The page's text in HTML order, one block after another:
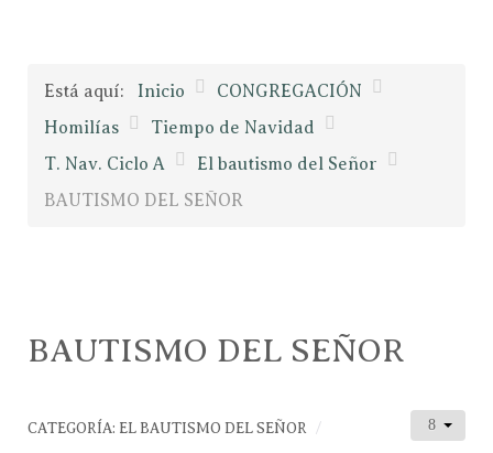
Está aquí: Inicio
CONGREGACIÓN
Homilías
Tiempo de Navidad
T. Nav. Ciclo A
El bautismo del Señor
BAUTISMO DEL SEÑOR
BAUTISMO DEL SEÑOR
CATEGORÍA: EL BAUTISMO DEL SEÑOR